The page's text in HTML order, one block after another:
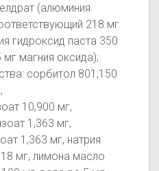
(алюминия
218 мг
гидроксид паста 350
магния оксида);
сорбитол 801,150
10,900 мг,
1,363 мг,
1,363 мг, натрия
мг, лимона масло